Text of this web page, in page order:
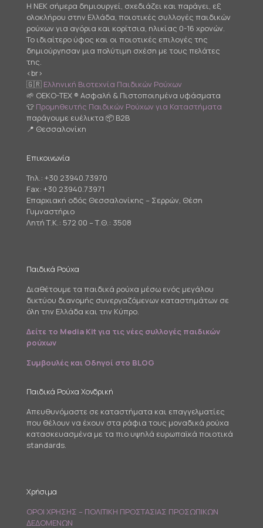
Η NEK σήμερα δημιουργεί, σχεδιάζει και παράγει, εξ
ολοκλήρου στην Ελλάδα, ποιοτικές συλλογές παιδικών
ρούχων για αγόρια και κορίτσια, ηλικίας 0-16 χρονών.
Το ιδιαίτερο ύφος και οι ποιοτικές επιλογές της
δημιούργησαν μια πολύτιμη σχέση με τους πελάτες
της.
<br>
🇬🇷 Ελληνική Βιοτεχνία Παιδικών Ρούχων
🌱 OEKO-TEX ® Ασφαλή & Πιστοποιημένα υφάσματα
👕 Προμηθευτής Παιδικών Ρούχων για Καταστήματα
παράγουμε ευέλικτα 📦 B2B
📍 Θεσσαλονίκη
Επικοινωνία
Τηλ.: +30 23940.73970
Fax: +30 23940.73971
Επαρχιακή οδός Θεσσαλονίκης – Σερρών, Θέση
Γυμναστήριο
Λητή Τ.Κ.: 572 00 – Τ.Θ.: 3508
Παιδικά Ρούχα
Διαθέτουμε τα παιδικά ρούχα μέσω ενός μεγάλου
δικτύου διανομής συνεργαζόμενων καταστημάτων σε
όλη την Ελλάδα και την Κύπρο.
Δείτε το Media Kit για τις νέες συλλογές παιδικών
ρούχων
Συμβουλές και Οδηγοί στο BLOG
Παιδικά Ρούχα Χονδρική
Απευθυνόμαστε σε καταστήματα και επαγγελματίες
που θέλουν να έχουν στα ράφια τους μοναδικά ρούχα
κατασκευασμένα με τα πιο υψηλά ευρωπαϊκά ποιοτικά
standards.
Χρήσιμα
ΟΡΟΙ ΧΡΗΣΗΣ – ΠΟΛΙΤΙΚΗ ΠΡΟΣΤΑΣΙΑΣ ΠΡΟΣΩΠΙΚΩΝ
ΔΕΔΟΜΕΝΩΝ